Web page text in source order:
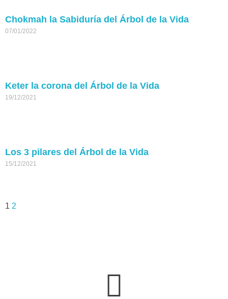
Chokmah la Sabiduría del Árbol de la Vida
07/01/2022
Keter la corona del Árbol de la Vida
19/12/2021
Los 3 pilares del Árbol de la Vida
15/12/2021
1 2